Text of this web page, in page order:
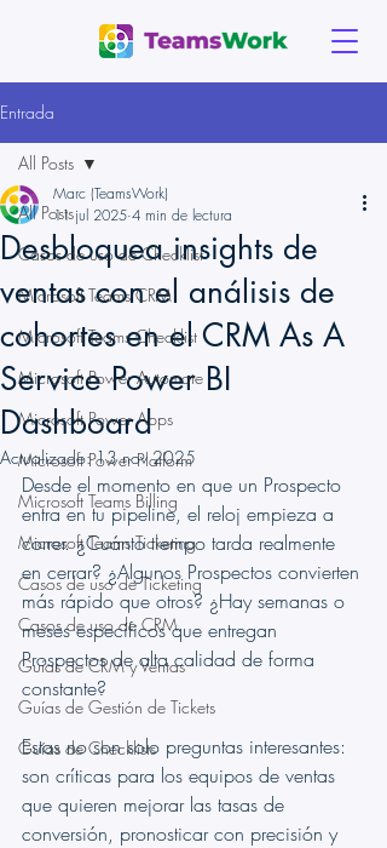
Entrada
All Posts
Casos de uso de Checklist
Microsoft Teams CRM
Microsoft Teams Checklist
Microsoft Power Automate
Microsoft Power Apps
Microsoft Power Platform
Microsoft Teams Billing
Microsoft Teams Ticketing
Casos de uso de Ticketing
Casos de uso de CRM
Guías de CRM y Ventas
Guías de Gestión de Tickets
Guías de Checklists
All Posts
Desbloquea insights de
ventas con el análisis de
cohortes en el CRM As A
Service Power BI
Dashboard
Marc (TeamsWork)
11 jul 2025 4 min de lectura
Actualizado:13 nov 2025
Desde el momento en que un Prospecto
entra en tu pipeline, el reloj empieza a
correr. ¿Cuánto tiempo tarda realmente
en cerrar? ¿Algunos Prospectos convierten
más rápido que otros? ¿Hay semanas o
meses específicos que entregan
Prospectos de alta calidad de forma
constante?
Estas no son solo preguntas interesantes:
son críticas para los equipos de ventas
que quieren mejorar las tasas de
conversión, pronosticar con precisión y